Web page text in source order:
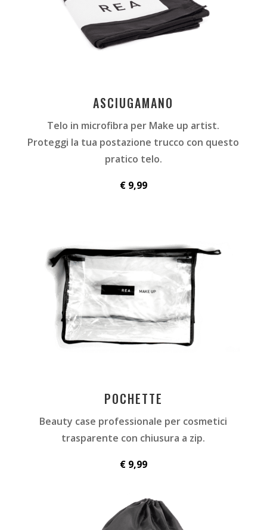
ASCIUGAMANO
Telo in microfibra per Make up artist.
Proteggi la tua postazione trucco con questo
pratico telo.
€ 9,99
POCHETTE
Beauty case professionale per cosmetici
trasparente con chiusura a zip.
€ 9,99